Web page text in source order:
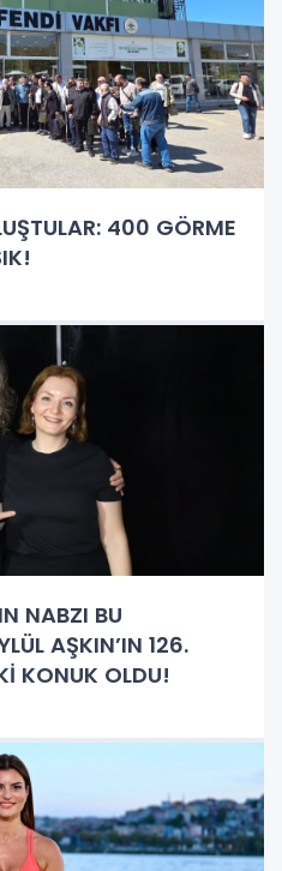
400 GÖRME
NABZI BU
AŞKIN’IN 126.
KONUK OLDU!